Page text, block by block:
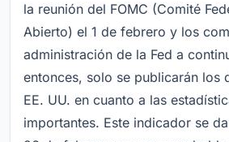
la reunión del FOMC (Comité
Abierto) el 1 de febrero y los
administración de la Fed a
entonces, solo se publicarán los
EE. UU. en cuanto a las
importantes. Este indicador se